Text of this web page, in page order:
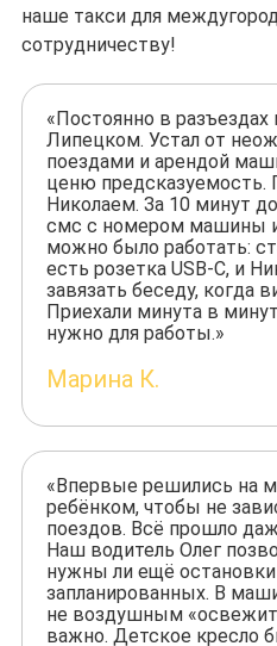
наше такси для
сотрудничеству!
«Постоянно в
Липецком. Устал от
поездами и арендой
ценю предсказуемость.
Николаем. За 10 минут
смс с номером машины
можно было работать:
есть розетка USB-C, и
завязать беседу, когда
Приехали минута в
нужно для работы.»
Марина К.
«Впервые решились на
ребёнком, чтобы не
поездов. Всё прошло
Наш водитель Олег
нужны ли ещё
запланированных. В
не воздушным
важно. Детское кресло